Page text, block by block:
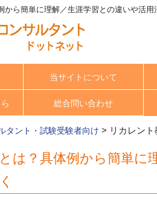
から簡単に理解／生涯学習との違いや活
当サイトについて
総合問い合わせ
タント・試験受験者向け > リカレン
は？具体例から簡単に